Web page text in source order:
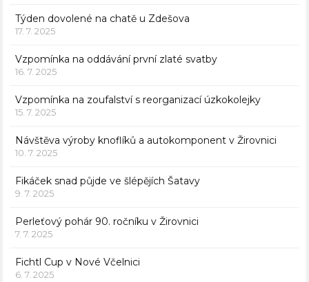
Týden dovolené na chatě u Zdešova
17. 7. 2025
Vzpomínka na oddávání první zlaté svatby
16. 7. 2025
Vzpomínka na zoufalství s reorganizací úzkokolejky
15. 7. 2025
Návštěva výroby knoflíků a autokomponent v Žirovnici
10. 7. 2025
Fikáček snad půjde ve šlépějích Šatavy
9. 7. 2025
Perleťový pohár 90. ročníku v Žirovnici
7. 7. 2025
Fichtl Cup v Nové Včelnici
6. 7. 2025